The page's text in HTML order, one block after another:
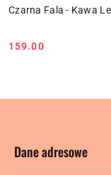
Czarna Fala - Kawa
Cena:
159.00
Dane adresowe